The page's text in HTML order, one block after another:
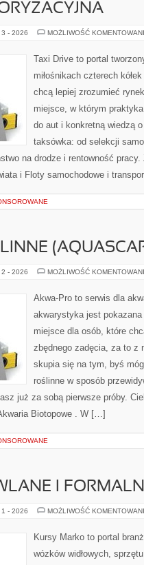
3 - 2026 MOŻLIWOŚĆ
Taxi Drive to portal
miłośnikach czterech
chcą lepiej zrozumieć
miejsce, w którym
do aut i konkretną wiedzą
taksówka: od selekcji
na drodze i rentowność
i Floty samochodowe i
2 - 2026 MOŻLIWOŚĆ
Akwa-Pro to serwis dla
akwarystyka jest
miejsce dla osób, które
zbędnego zadęcia, za to z
skupia się na tym, byś
roślinne w sposób
już za sobą pierwsze próby.
Biotopowe . W […]
I
1 - 2026 MOŻLIWOŚĆ
Kursy Marko to portal
wózków widłowych,